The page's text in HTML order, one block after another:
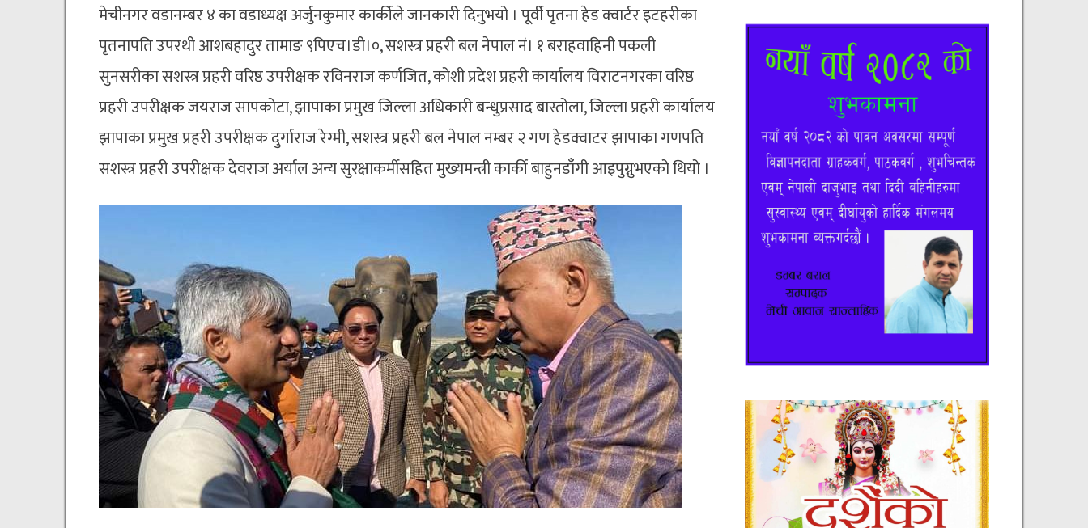
मेचीनगर वडानम्बर ४ का वडाध्यक्ष अर्जुनकुमार कार्कीले जानकारी दिनुभयो । पूर्वी पृतना हेड क्वार्टर इटहरीका
पृतनापति उपरथी आशबहादुर तामाङ ९पिएच।डी।०, सशस्त्र प्रहरी बल नेपाल नं। १ बराहवाहिनी पकली
सुनसरीका सशस्त्र प्रहरी वरिष्ठ उपरीक्षक रविनराज कर्णजित, कोशी प्रदेश प्रहरी कार्यालय विराटनगरका वरिष्ठ
प्रहरी उपरीक्षक जयराज सापकोटा, झापाका प्रमुख जिल्ला अधिकारी बन्धुप्रसाद बास्तोला, जिल्ला प्रहरी कार्यालय
झापाका प्रमुख प्रहरी उपरीक्षक दुर्गाराज रेग्मी, सशस्त्र प्रहरी बल नेपाल नम्बर २ गण हेडक्वाटर झापाका गणपति
सशस्त्र प्रहरी उपरीक्षक देवराज अर्याल अन्य सुरक्षाकर्मीसहित मुख्यमन्त्री कार्की बाहुनडाँगी आइपुग्नुभएको थियो ।